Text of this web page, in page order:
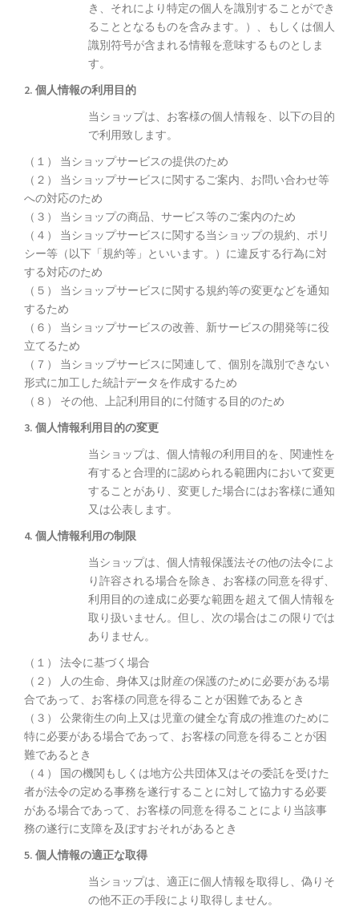
き、それにより特定の個人を識別することができ
ることとなるものを含みます。）、もしくは個人
識別符号が含まれる情報を意味するものとしま
す。
2. 個人情報の利用目的
当ショップは、お客様の個人情報を、以下の目的
で利用致します。
（１） 当ショップサービスの提供のため
（２） 当ショップサービスに関するご案内、お問い合わせ等
への対応のため
（３） 当ショップの商品、サービス等のご案内のため
（４） 当ショップサービスに関する当ショップの規約、ポリ
シー等（以下「規約等」といいます。）に違反する行為に対
する対応のため
（５） 当ショップサービスに関する規約等の変更などを通知
するため
（６） 当ショップサービスの改善、新サービスの開発等に役
立てるため
（７） 当ショップサービスに関連して、個別を識別できない
形式に加工した統計データを作成するため
（８） その他、上記利用目的に付随する目的のため
3. 個人情報利用目的の変更
当ショップは、個人情報の利用目的を、関連性を
有すると合理的に認められる範囲内において変更
することがあり、変更した場合にはお客様に通知
又は公表します。
4. 個人情報利用の制限
当ショップは、個人情報保護法その他の法令によ
り許容される場合を除き、お客様の同意を得ず、
利用目的の達成に必要な範囲を超えて個人情報を
取り扱いません。但し、次の場合はこの限りでは
ありません。
（１） 法令に基づく場合
（２） 人の生命、身体又は財産の保護のために必要がある場
合であって、お客様の同意を得ることが困難であるとき
（３） 公衆衛生の向上又は児童の健全な育成の推進のために
特に必要がある場合であって、お客様の同意を得ることが困
難であるとき
（４） 国の機関もしくは地方公共団体又はその委託を受けた
者が法令の定める事務を遂行することに対して協力する必要
がある場合であって、お客様の同意を得ることにより当該事
務の遂行に支障を及ぼすおそれがあるとき
5. 個人情報の適正な取得
当ショップは、適正に個人情報を取得し、偽りそ
の他不正の手段により取得しません。